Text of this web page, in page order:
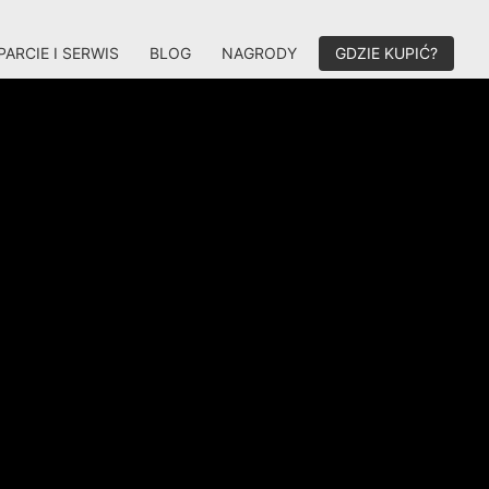
I SERWIS BLOG NAGRODY GDZIE KUPIĆ?